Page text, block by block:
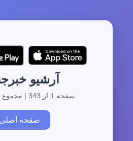
آرشیو
صفحه 1 از 343 | مجموع 3424 آرشیو
صفحه اصلی